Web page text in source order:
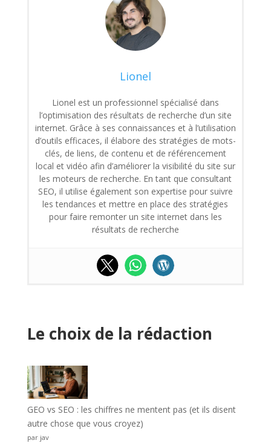
Lionel
Lionel est un professionnel spécialisé dans
l’optimisation des résultats de recherche d’un site
internet. Grâce à ses connaissances et à l’utilisation
d’outils efficaces, il élabore des stratégies de mots-
clés, de liens, de contenu et de référencement
local et vidéo afin d’améliorer la visibilité du site sur
les moteurs de recherche. En tant que consultant
SEO, il utilise également son expertise pour suivre
les tendances et mettre en place des stratégies
pour faire remonter un site internet dans les
résultats de recherche
Le choix de la rédaction
GEO vs SEO : les chiffres ne mentent pas (et ils disent
autre chose que vous croyez)
par jav